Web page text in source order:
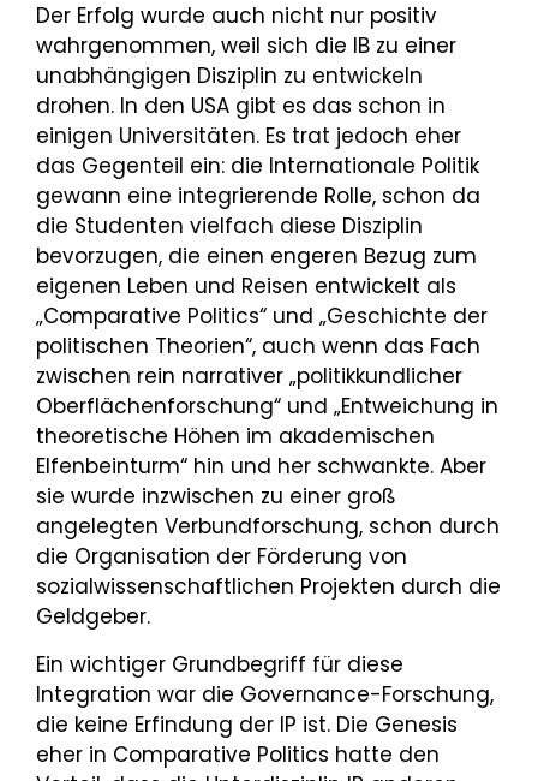
Der Erfolg wurde auch nicht nur positiv
wahrgenommen, weil sich die IB zu einer
unabhängigen Disziplin zu entwickeln
drohen. In den USA gibt es das schon in
einigen Universitäten. Es trat jedoch eher
das Gegenteil ein: die Internationale Politik
gewann eine integrierende Rolle, schon da
die Studenten vielfach diese Disziplin
bevorzugen, die einen engeren Bezug zum
eigenen Leben und Reisen entwickelt als
„Comparative Politics“ und „Geschichte der
politischen Theorien“, auch wenn das Fach
zwischen rein narrativer „politikkundlicher
Oberflächenforschung“ und „Entweichung in
theoretische Höhen im akademischen
Elfenbeinturm“ hin und her schwankte. Aber
sie wurde inzwischen zu einer groß
angelegten Verbundforschung, schon durch
die Organisation der Förderung von
sozialwissenschaftlichen Projekten durch die
Geldgeber.
Ein wichtiger Grundbegriff für diese
Integration war die Governance-Forschung,
die keine Erfindung der IP ist. Die Genesis
eher in Comparative Politics hatte den